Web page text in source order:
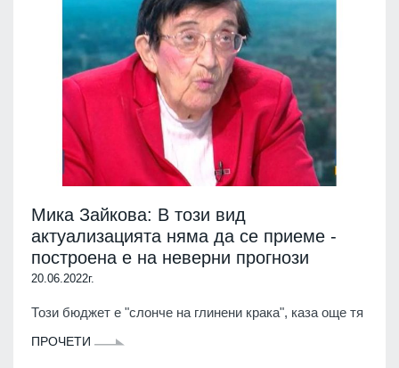
Мика Зайкова: В този вид
актуализацията няма да се приеме -
построена е на неверни прогнози
20.06.2022г.
Този бюджет е "слонче на глинени крака", каза още тя
ПРОЧЕТИ